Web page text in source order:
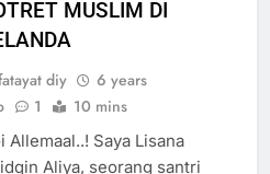
MUSLIM DI
diy
6 years
1 10 mins
Allemaal..! Saya Lisana
Aliya, seorang santri